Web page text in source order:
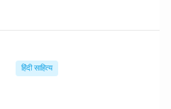
हिंदी साहित्य